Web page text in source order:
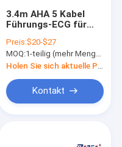
3.4m AHA 5 Kabel
Führungs-ECG für
Recorder
Preis:$20-$27
MOQ:1-teilig (mehr Menge mit besserem Rabatt)
Kontakt